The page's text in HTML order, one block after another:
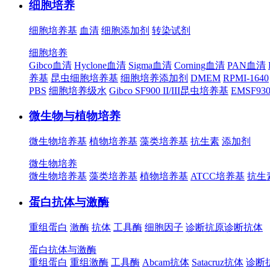
细胞培养
细胞培养基 血清 细胞添加剂 转染试剂
细胞培养
Gibco血清 Hyclone血清 Sigma血清 Corning血清 PAN血清
养基 昆虫细胞培养基 细胞培养添加剂 DMEM RPMI-1640
PBS 细胞培养级水 Gibco SF900 II/III昆虫培养基
微生物与植物培养
微生物培养基 植物培养基 藻类培养基 抗生素 添加剂
微生物培养
微生物培养基 藻类培养基 植物培养基 ATCC培养基 抗生
蛋白抗体与激酶
重组蛋白 激酶 抗体 工具酶 细胞因子 诊断抗原诊断抗体
蛋白抗体与激酶
重组蛋白 重组激酶 工具酶 Abcam抗体 Satacruz抗体 诊断